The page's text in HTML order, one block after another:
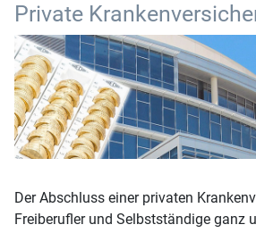
Private
Der Abschluss einer privaten
Freiberufler und Selbstständige ganz